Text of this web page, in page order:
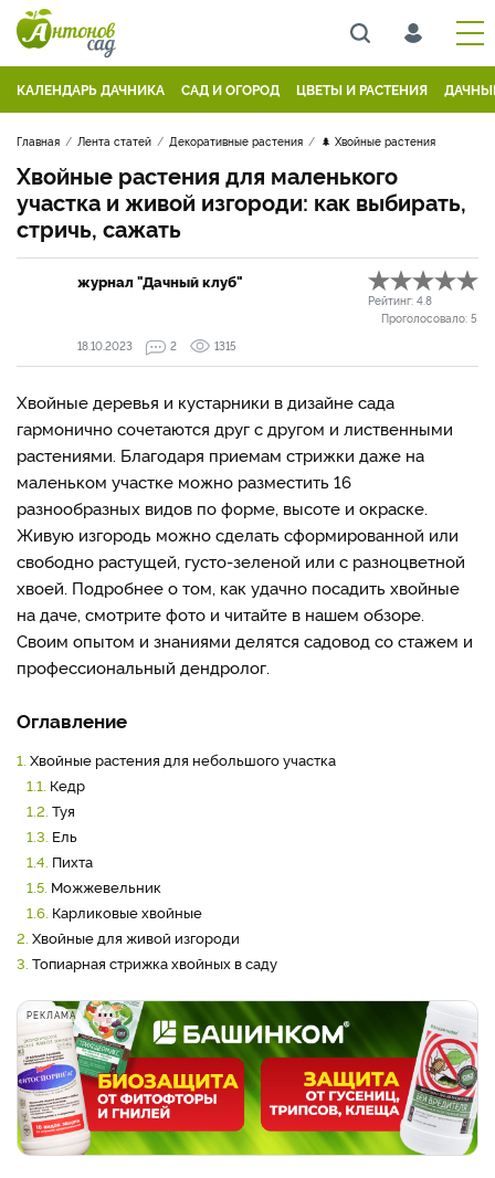
КАЛЕНДАРЬ ДАЧНИКА САД И ОГОРОД ЦВЕТЫ И РАСТЕНИЯ
Главная Лента статей Декоративные растения 🌲 Хвойные растения
Хвойные растения для маленького
участка и живой изгороди: как выбирать,
стричь, сажать
журнал "Дачный клуб"
Рейтинг: 4.8
Проголосовало: 5
18.10.2023
2 1315
Хвойные деревья и кустарники в дизайне сада
гармонично сочетаются друг с другом и лиственными
растениями. Благодаря приемам стрижки даже на
маленьком участке можно разместить 16
разнообразных видов по форме, высоте и окраске.
Живую изгородь можно сделать сформированной или
свободно растущей, густо-зеленой или с разноцветной
хвоей. Подробнее о том, как удачно посадить хвойные
на даче, смотрите фото и читайте в нашем обзоре.
Своим опытом и знаниями делятся садовод со стажем и
профессиональный дендролог.
Оглавление
1. Хвойные растения для небольшого участка
1.1. Кедр
1.2. Туя
1.3. Ель
1.4. Пихта
1.5. Можжевельник
1.6. Карликовые хвойные
2. Хвойные для живой изгороди
3. Топиарная стрижка хвойных в саду
РЕКЛАМА